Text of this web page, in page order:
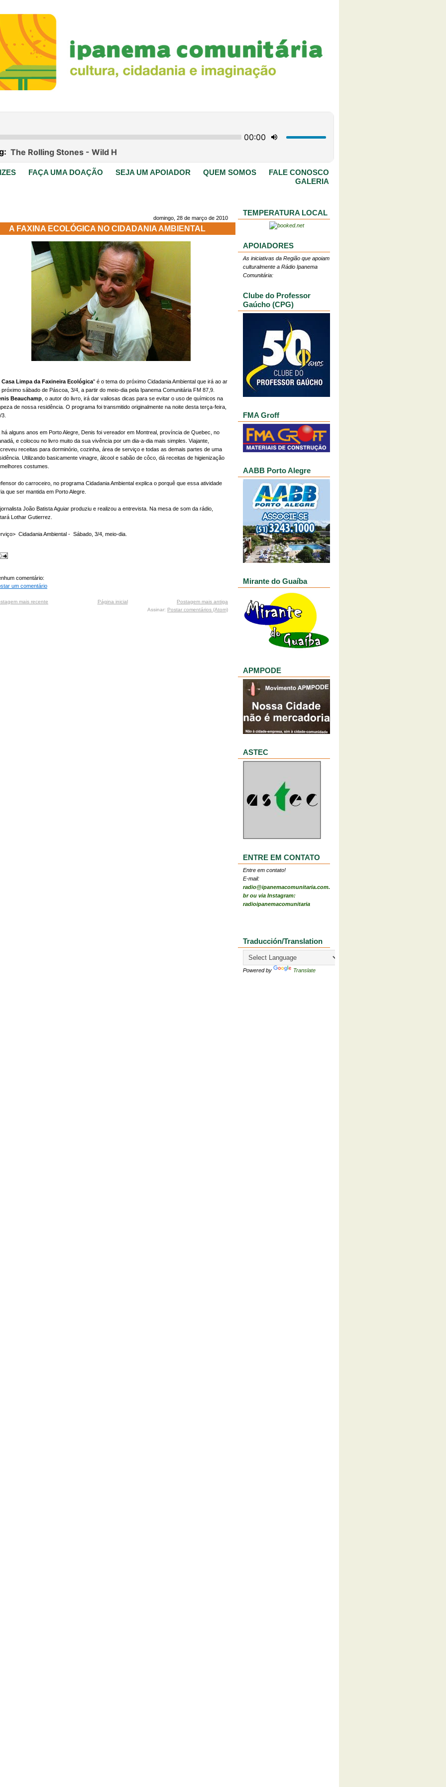
FAÇA UMA DOAÇÃO SEJA UM APOIADOR QUEM SOMOS
FALE CONOSCO
GALERIA
domingo, 28 de março de 2010
A FAXINA ECOLÓGICA NO CIDADANIA AMBIENTAL
Casa Limpa da Faxineira Ecológica" é o tema do próximo Cidadania Ambiental que irá ao ar
próximo sábado de Páscoa, 3/4, a partir do meio-dia pela Ipanema Comunitária FM 87,9.
Beauchamp , o autor do livro, irá dar valiosas dicas para se evitar o uso de químicos na
de nossa residência. O programa foi transmitido originalmente na noite desta terça-feira,
há alguns anos em Porto Alegre, Denis foi vereador em Montreal, província de Quebec, no
e colocou no livro muito da sua vivência por um dia-a-dia mais simples. Viajante,
receitas para dorminório, cozinha, área de serviço e todas as demais partes de uma
Utilizando basicamente vinagre, álcool e sabão de côco, dá receitas de higienização
costumes.
do carroceiro, no programa Cidadania Ambiental explica o porquê que essa atividade
que ser mantida em Porto Alegre.
João Batista Aguiar produziu e realizou a entrevista. Na mesa de som da rádio,
Lothar Gutierrez.
Cidadania Ambiental - Sábado, 3/4, meio-dia.
comentário:
um comentário
mais recente Postagem mais antiga
Página inicial
Assinar: Postar comentários (Atom)
TEMPERATURA LOCAL
APOIADORES
As iniciativas da Região que apoiam
culturalmente a Rádio Ipanema
Comunitária:
Clube do Professor
Gaúcho (CPG)
FMA Groff
AABB Porto Alegre
Mirante do Guaíba
APMPODE
ASTEC
ENTRE EM CONTATO
Entre em contato!
E-mail:
radio@ipanemacomunitaria.com.
br ou via Instagram:
radioipanemacomunitaria
Traducción/Translation
Powered by Translate